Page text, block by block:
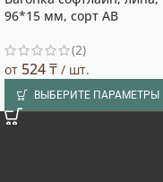
96*15 мм, сорт AB
(2)
от 524₸ / шт.
ВЫБЕРИТЕ ПАРАМЕТРЫ